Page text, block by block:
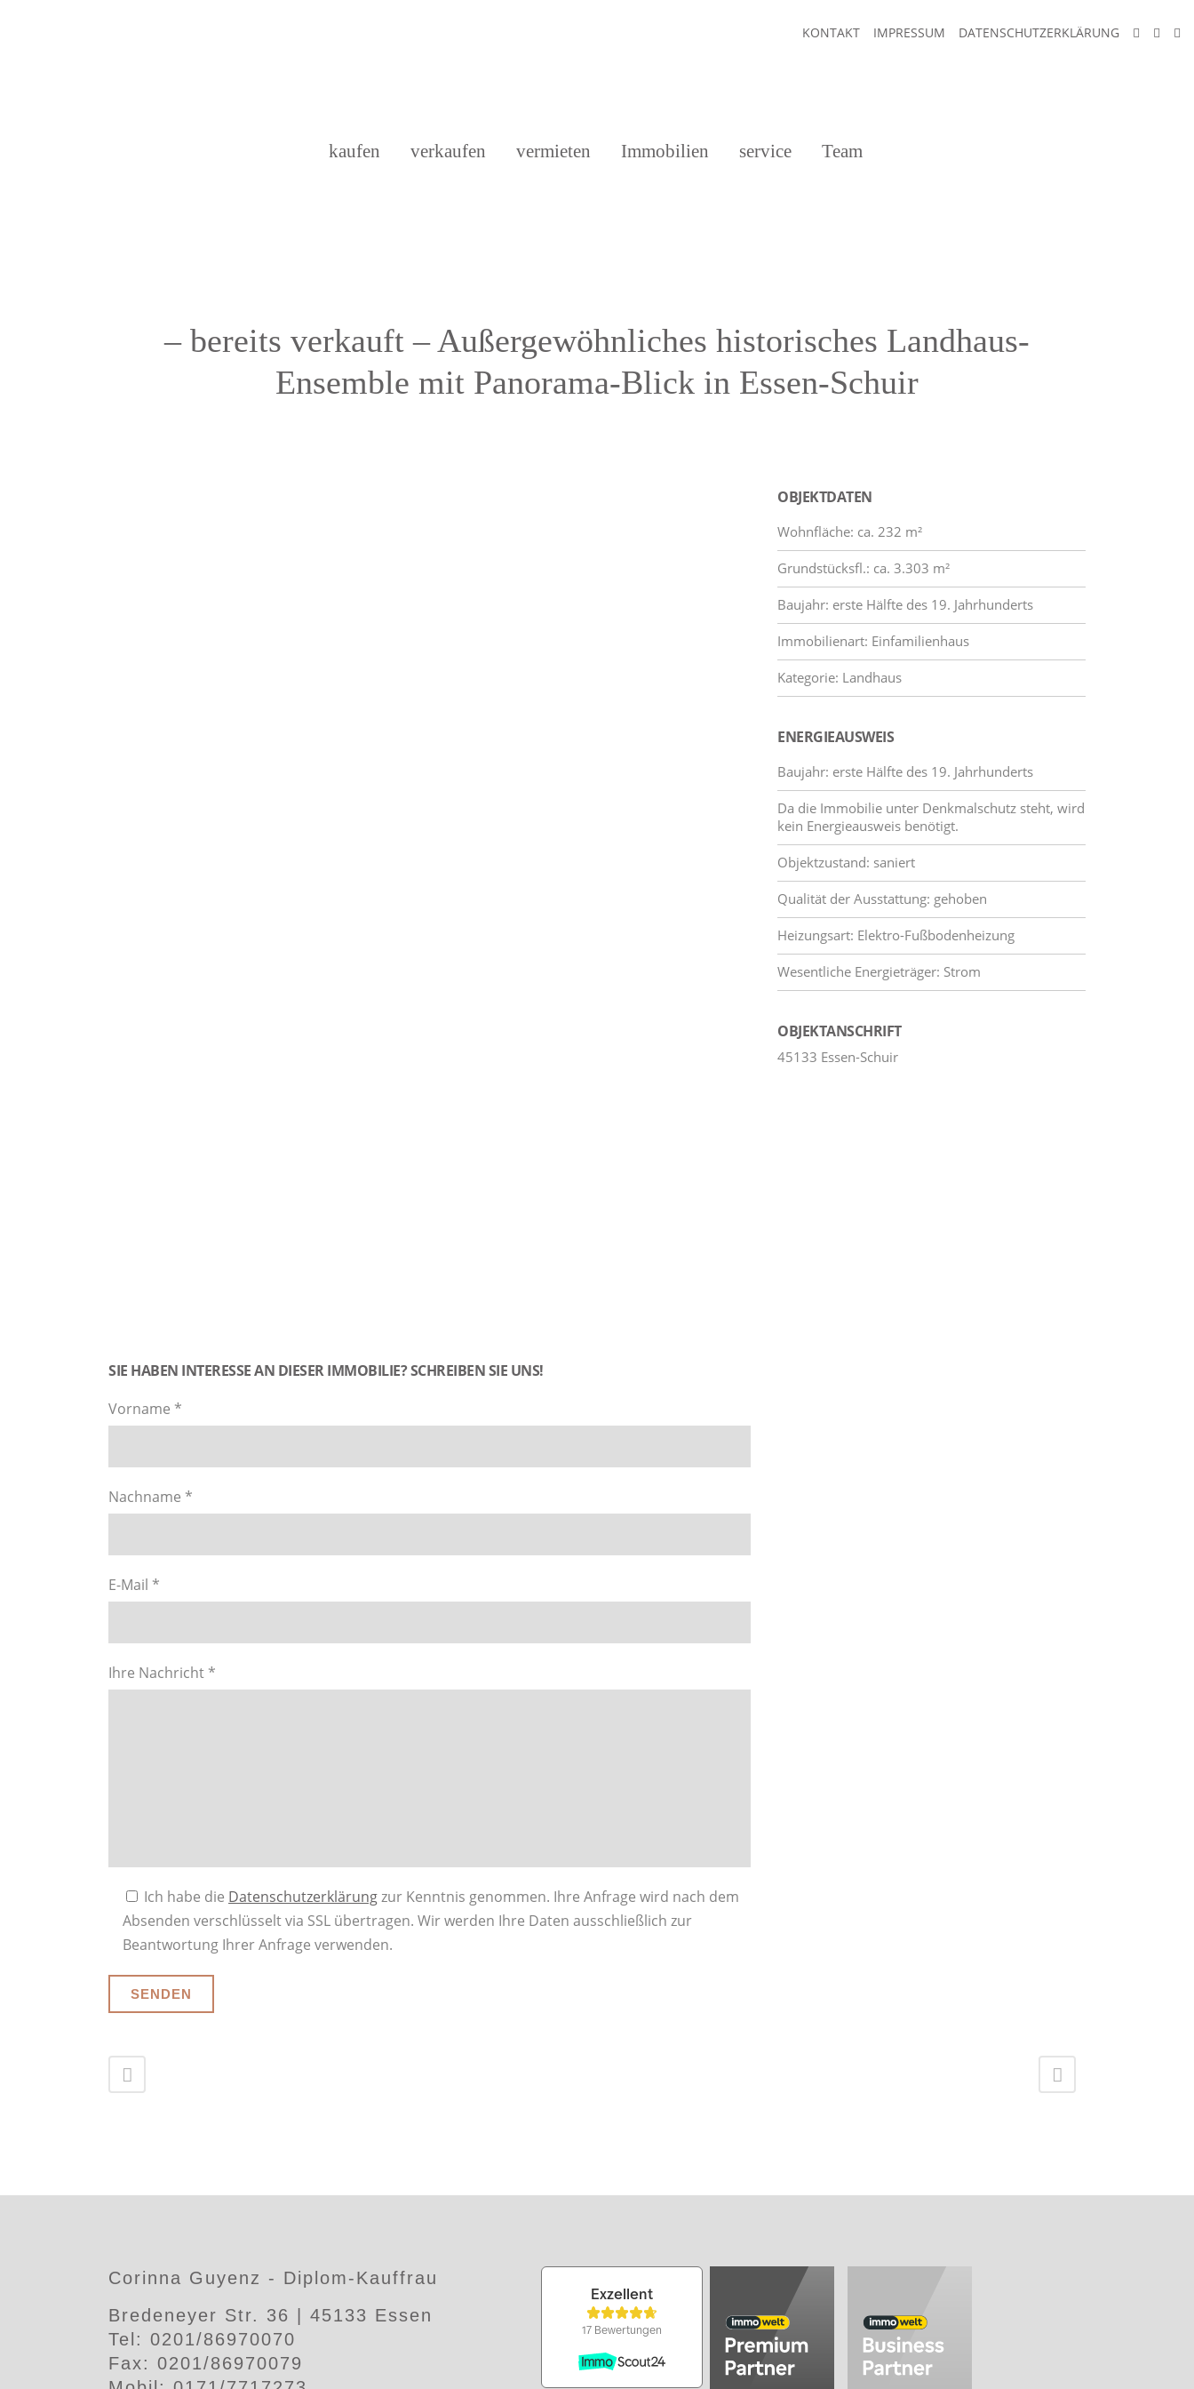
KONTAKT IMPRESSUM DATENSCHUTZERKLÄRUNG
kaufen verkaufen vermieten Immobilien service Team
– bereits verkauft – Außergewöhnliches historisches Landhaus-
Ensemble mit Panorama-Blick in Essen-Schuir
OBJEKTDATEN
Wohnfläche: ca. 232 m²
Grundstücksfl.: ca. 3.303 m²
Baujahr: erste Hälfte des 19. Jahrhunderts
Immobilienart: Einfamilienhaus
Kategorie: Landhaus
ENERGIEAUSWEIS
Baujahr: erste Hälfte des 19. Jahrhunderts
Da die Immobilie unter Denkmalschutz steht, wird
kein Energieausweis benötigt.
Objektzustand: saniert
Qualität der Ausstattung: gehoben
Heizungsart: Elektro-Fußbodenheizung
Wesentliche Energieträger: Strom
OBJEKTANSCHRIFT
45133 Essen-Schuir
SIE HABEN INTERESSE AN DIESER IMMOBILIE? SCHREIBEN SIE UNS!
Vorname *
Nachname *
E-Mail *
Ihre Nachricht *
Ich habe die Datenschutzerklärungzur Kenntnis genommen. Ihre Anfrage wird nach dem
Absenden verschlüsselt via SSL übertragen. Wir werden Ihre Daten ausschließlich zur
Beantwortung Ihrer Anfrage verwenden.
Corinna Guyenz - Diplom-Kauffrau
Bredeneyer Str. 36 | 45133 Essen
Tel: 0201/86970070
Fax: 0201/86970079